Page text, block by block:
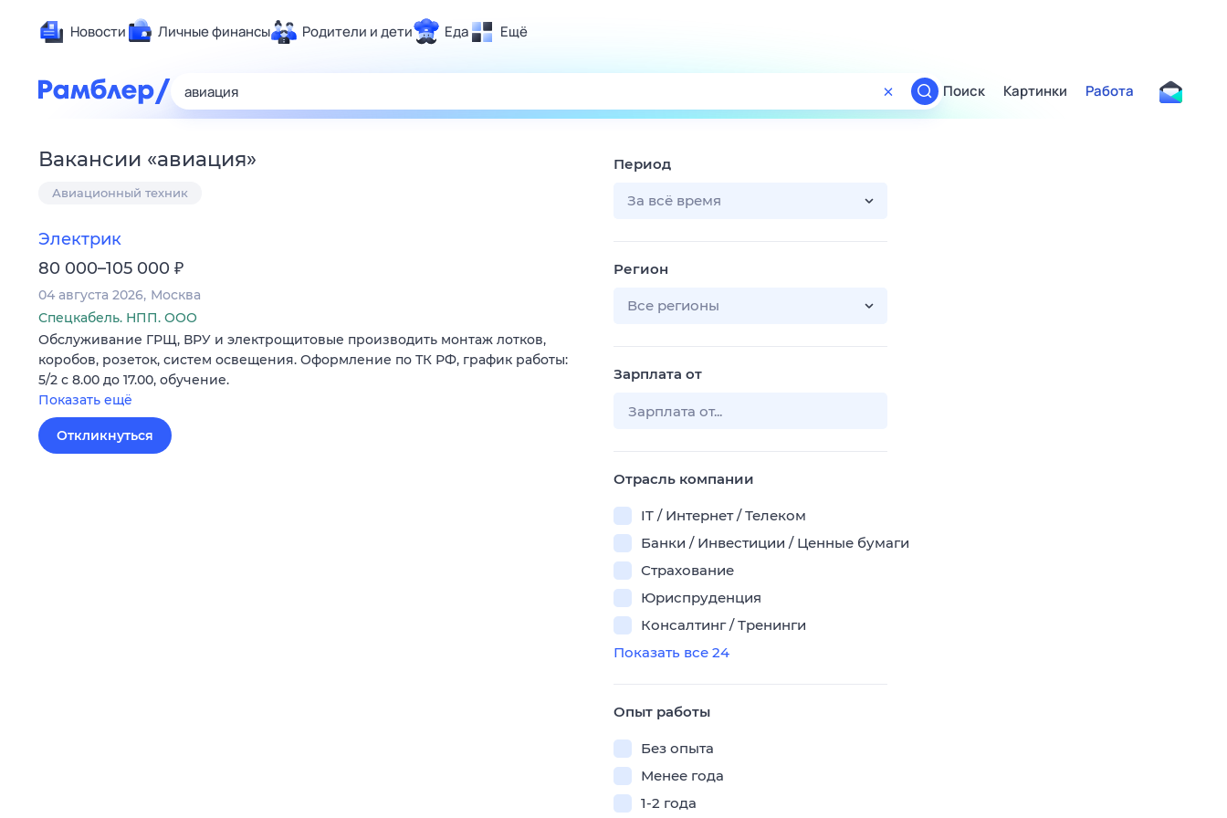
Новости Личные финансы Родители и дети Еда Ещё
Развлечения и отдых
Гороскопы
Поиск
ТВ-программа
Поиск Картинки Работа
Вакансии «авиация»
Авиационный техник
Электрик
80 000–105 000 ₽
04 августа 2026 Москва
Спецкабель. НПП. ООО
Обслуживание ГРЩ, ВРУ и электрощитовые производить монтаж лотков,
коробов, розеток, систем освещения. Оформление по ТК РФ, график работы:
5/2 с 8.00 до 17.00, обучение.
Показать ещё
Откликнуться
Период
За всё время
Регион
Все регионы
Зарплата от
Отрасль компании
IT / Интернет / Телеком
Банки / Инвестиции / Ценные бумаги
Страхование
Юриспруденция
Консалтинг / Тренинги
Показать все 24
Опыт работы
Без опыта
Менее года
1-2 года